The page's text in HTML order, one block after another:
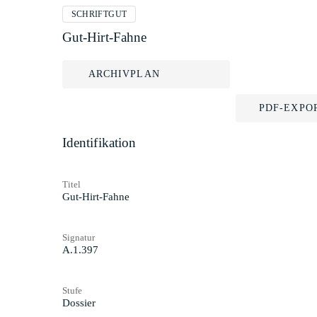
SCHRIFTGUT
Gut-Hirt-Fahne
ARCHIVPLAN
PDF-
Identifikation
Titel
Gut-Hirt-Fahne
Signatur
A.1.397
Stufe
Dossier